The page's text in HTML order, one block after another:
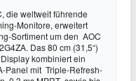
die weltweit führende
Monitore, erweitert
Sortiment um den AOC
Das 80 cm (31,5“)
kombiniert ein
Panel mit Triple-Refresh-